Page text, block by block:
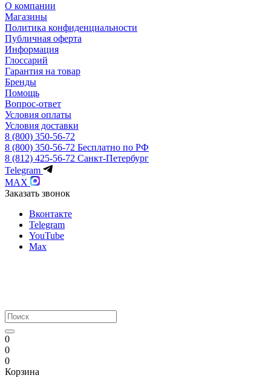
О компании
Магазины
Политика конфиденциальности
Публичная оферта
Информация
Глоссарий
Гарантия на товар
Бренды
Помощь
Вопрос-ответ
Условия оплаты
Условия доставки
8 (800) 350-56-72
8 (800) 350-56-72 Бесплатно по РФ
8 (812) 425-56-72 Санкт-Петербург
Telegram
MAX
Заказать звонок
Вконтакте
Telegram
YouTube
Max
0
0
0
Корзина